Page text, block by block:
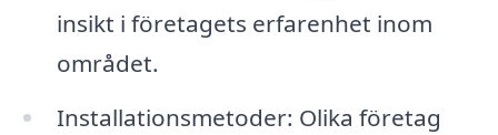
insikt i företagets erfarenhet inom
området.
Installationsmetoder: Olika företag